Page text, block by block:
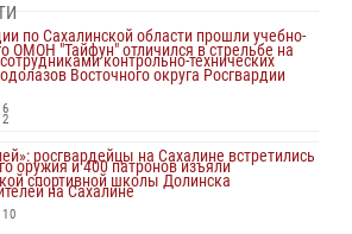
по Сахалинской области прошли учебно-
контрольно-технических
2
оружия и 400 патронов изъяли
на Сахалине
ОМОН "Тайфун" отличился в стрельбе на
Восточного округа Росгвардии
6
росгвардейцы на Сахалине встретились
спортивной школы Долинска
10